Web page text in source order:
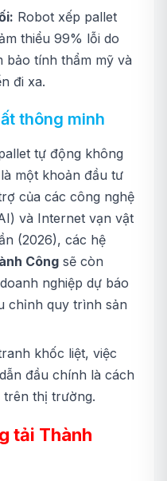
Robot xếp pallet
thiểu 99% lỗi do
bảo tính thẩm mỹ và
đi xa.
thông minh
tự động không
một khoản đầu tư
của các công nghệ
và Internet vạn vật
(2026), các hệ
Công sẽ còn
nghiệp dự báo
chỉnh quy trình sản
khốc liệt, việc
đầu chính là cách
thị trường.
tải Thành